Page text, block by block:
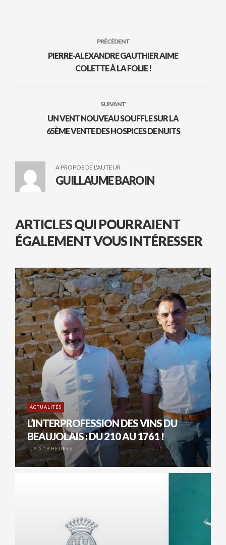
PRÉCÉDENT
PIERRE-ALEXANDRE GAUTHIER AIME
COLETTE À LA FOLIE !
SUIVANT
UN VENT NOUVEAU SOUFFLE SUR LA
65ÈME VENTE DES HOSPICES DE NUITS
A PROPOS DE L'AUTEUR
GUILLAUME BAROIN
ARTICLES QUI POURRAIENT
ÉGALEMENT VOUS INTÉRESSER
ACTUALITÉS
L’INTERPROFESSION DES VINS DU
BEAUJOLAIS : DU 210 AU 1761 !
IL Y A 19 HEURES